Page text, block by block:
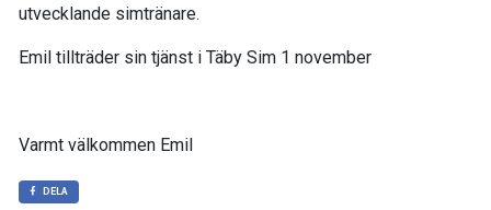
utvecklande simtränare.
Emil tillträder sin tjänst i Täby Sim 1 november
Varmt välkommen Emil
DELA